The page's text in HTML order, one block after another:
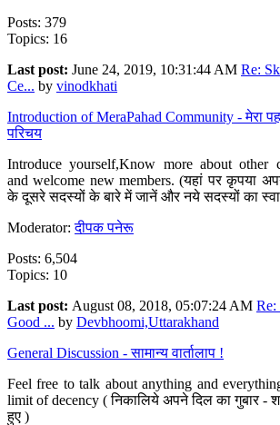
Posts: 379
Topics: 16
Last post: June 24, 2019, 10:31:44 AM Re:
Ce... by vinodkhati
Introduction of MeraPahad Community - मेरा
परिचय
Introduce yourself,Know more about other
and welcome new members. (यहां पर कृपया
के दूसरे सदस्यों के बारे में जानें और नये सदस्यों का
Moderator:दीपक पनेरू
Posts: 6,504
Topics: 10
Last post: August 08, 2018, 05:07:24 AM
Good ... by Devbhoomi,Uttarakhand
General Discussion - सामान्य वार्तालाप !
Feel free to talk about anything and
limit of decency ( निकालिये अपने दिल का गुबार -
हुए )